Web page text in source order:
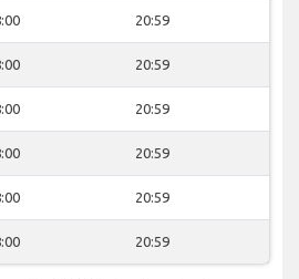
20:59
20:59
20:59
20:59
20:59
20:59